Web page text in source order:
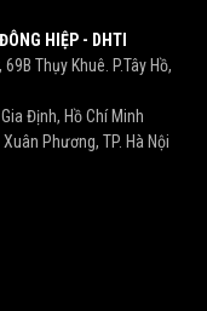
HIỆP - DHTI
Thụy Khuê. P.Tây Hồ,
Định, Hồ Chí Minh
Phương, TP. Hà Nội